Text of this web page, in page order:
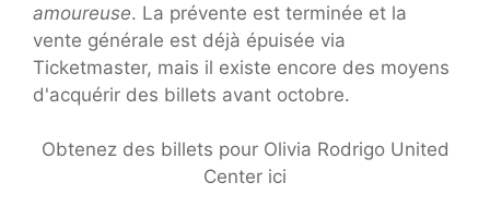
amoureuse. La prévente est terminée et la
vente générale est déjà épuisée via
Ticketmaster, mais il existe encore des moyens
d'acquérir des billets avant octobre.
Obtenez des billets pour Olivia Rodrigo United
Center ici